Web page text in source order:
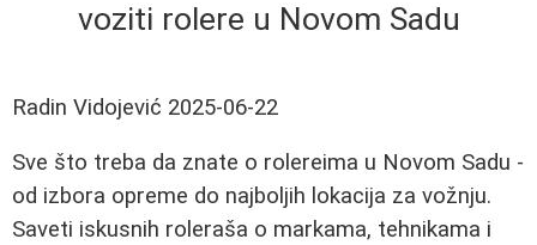
voziti rolere u Novom Sadu
Radin Vidojević 2025-06-22
Sve što treba da znate o rolereima u Novom Sadu -
od izbora opreme do najboljih lokacija za vožnju.
Saveti iskusnih roleraša o markama, tehnikama i